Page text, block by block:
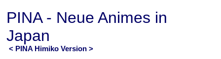
PINA - Neue Animes in
Japan
< PINA Himiko Version >